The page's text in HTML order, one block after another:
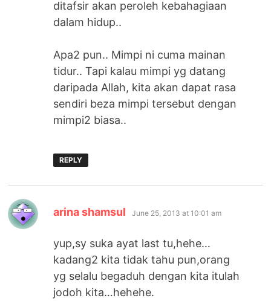
ditafsir akan peroleh kebahagiaan
dalam hidup..
Apa2 pun.. Mimpi ni cuma mainan
tidur.. Tapi kalau mimpi yg datang
daripada Allah, kita akan dapat rasa
sendiri beza mimpi tersebut dengan
mimpi2 biasa..
REPLY
arina shamsul says:
June 25, 2013 at 10:01 am
yup,sy suka ayat last tu,hehe…
kadang2 kita tidak tahu pun,orang
yg selalu begaduh dengan kita itulah
jodoh kita…hehehe.